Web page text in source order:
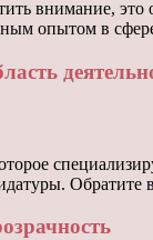
внимание,
опытом в